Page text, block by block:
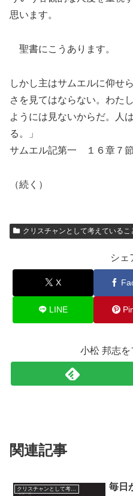
思います。
聖書にこうあります。
しかし主はサムエルに仰せ
さを見てはならない。わた
ようには見ないからだ。人
る。」
サムエル記第一 １６章７節
（続く）
クリスチャンとして考えているこ
シェ
X
LINE
小松 邦志を
関連記事
毎日